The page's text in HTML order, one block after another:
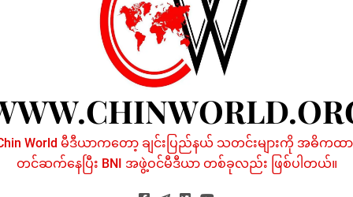
World မီဒီယာကတော့ ချင်းပြည်နယ် သတင်းများကို အဓိကထာ
တင်ဆက်နေပြီး BNI အဖွဲ့ဝင်မီဒီယာ တစ်ခုလည်း ဖြစ်ပါတယ်။